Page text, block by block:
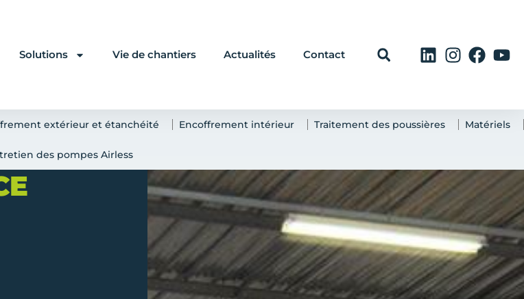
Solutions Vie de chantiers Actualités Contact
extérieur et étanchéité Encoffrement intérieur Traitement des poussières Matériels
des pompes Airless